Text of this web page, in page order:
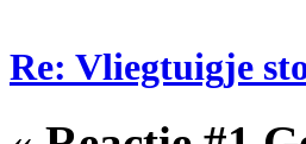
Re: Vliegtuigje